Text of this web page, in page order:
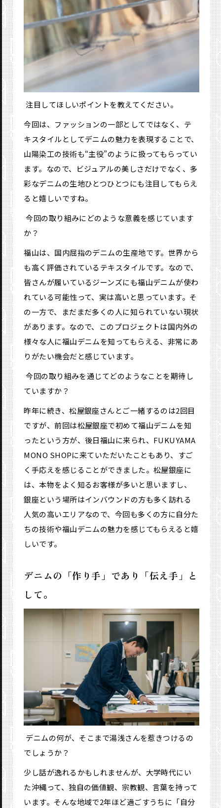
―― 注目してほしいポイントを教えてください。
今回は、ファッションの一部としてではなく、テ
キスタイルとしてデニムの魅力を表現することで、
山陽染工の技術も“主役”のように扱ってもらってい
ます。なので、ビジュアルの美しさだけでなく、多
彩なデニムの生地ひとつひとつにも注目してもらえ
ると嬉しいですね。
―― 今回の取り組みにどのような意義を感じています
か？
福山は、国内屈指のデニムの生産地です。世界から
も高く評価されているテキスタイルです。なので、
皆さんが履いているジーンズにも福山デニムが使わ
れている可能性って、実は高いと思っています。そ
の一方で、まだまだ多くの人に知られていない現状
があります。なので、このプロジェクトは国内外の
様々な人に福山デニムを知ってもらえる、非常にあ
りがたい機会だと感じています。
―― 今回の取り組みを通じてどのようなことを期待し
ていますか？
昨年に続き、松屋銀座さんとご一緒するのは2回目
ですが、前回は松屋銀座で初めて福山デニムを知
ったという方が、後日福山に来られ、FUKUYAMA
MONO SHOPに来ていただいたこともあり、すご
く手応えを感じることができました。松屋銀座に
は、本物をよく知るお客様が多いと思いますし、
銀座という場所はインバウンドの方も多く訪れる
人気の高いエリアなので、今回も多くの方に自分た
ちの技術や福山デニムの魅力を感じてもらえると嬉
しいです。
デニムの「作り手」であり「伝え手」と
して。
―― デニムの何が、そこまで湯浅さんを惹きつけるの
でしょうか？
少し話が逸れるかもしれませんが、大学時代にい
た沖縄って、独自の価値観、宗教観、言葉を持って
います。そんな地域で2年ほど過ごすうちに「自分